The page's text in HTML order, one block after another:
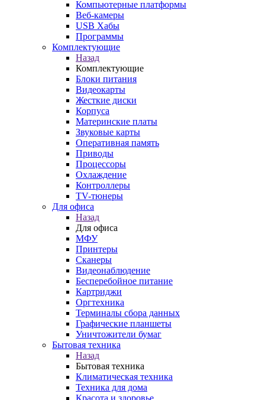
Компьютерные платформы
Веб-камеры
USB Хабы
Программы
Комплектующие
Назад
Комплектующие
Блоки питания
Видеокарты
Жесткие диски
Корпуса
Материнские платы
Звуковые карты
Оперативная память
Приводы
Процессоры
Охлаждение
Контроллеры
TV-тюнеры
Для офиса
Назад
Для офиса
МФУ
Принтеры
Сканеры
Видеонаблюдение
Бесперебойное питание
Картриджи
Оргтехника
Терминалы сбора данных
Графические планшеты
Уничтожители бумаг
Бытовая техника
Назад
Бытовая техника
Климатическая техника
Техника для дома
Красота и здоровье